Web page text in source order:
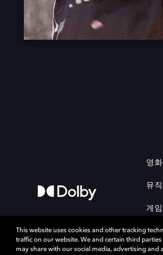
영
뮤직
게임
This website uses cookies and other tracking
traffic on our website. We and certain third
may share with our social media, advertising and